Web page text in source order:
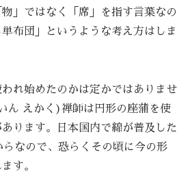
」ではなく「席」を指す言葉なの
布団」というような考え方はしま
れ始めたのかは定かではありませ
ん えかく)禅師は円形の座蒲を使
ります。日本国内で綿が普及した
なので、恐らくその頃に今の形
す。